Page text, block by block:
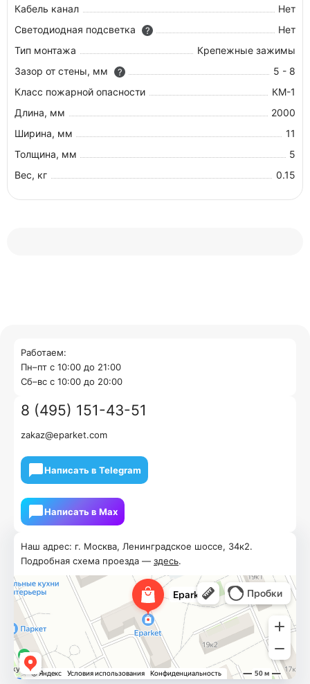
Кабель канал
Нет
Светодиодная подсветка
?
Нет
Тип монтажа
Крепежные зажимы
Зазор от стены, мм
?
5 - 8
Класс пожарной опасности
КМ-1
Длина, мм
2000
Ширина, мм
11
Толщина, мм
5
Вес, кг
0.15
Наш адрес: г. Москва, Ленинградское шоссе, 34к2.
Подробная схема проезда — здесь.
Работаем:
Пн–пт с 10:00 до 21:00
Cб–вс с 10:00 до 20:00
8 (495) 151-43-51
zakaz@eparket.com
Написать в Telegram
Написать в Мах